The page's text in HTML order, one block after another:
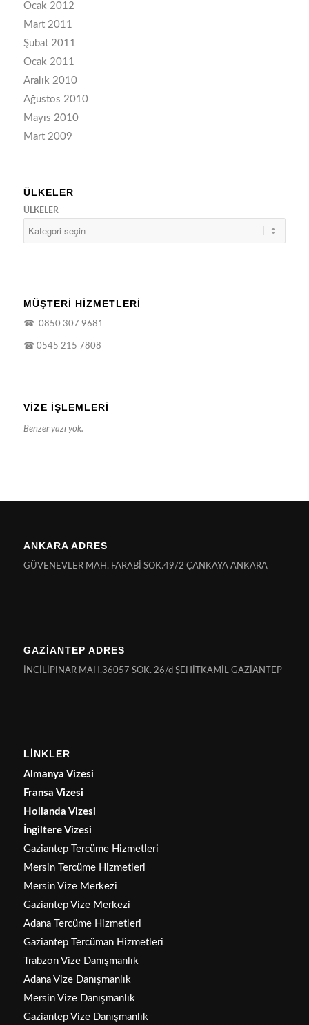
Ocak 2012
Mart 2011
Şubat 2011
Ocak 2011
Aralık 2010
Ağustos 2010
Mayıs 2010
Mart 2009
ÜLKELER
ÜLKELER
MÜŞTERİ HİZMETLERİ
☎0850 307 9681
☎0545 215 7808
VIZE İŞLEMLERI
Benzer yazı yok.
ANKARA ADRES
GÜVENEVLER MAH. FARABİ SOK.49/2 ÇANKAYA ANKARA
GAZİANTEP ADRES
İNCİLİPINAR MAH.36057 SOK. 26/d ŞEHİTKAMİL GAZİANTEP
LİNKLER
Almanya Vizesi
Fransa Vizesi
Hollanda Vizesi
İngiltere Vizesi
Gaziantep Tercüme Hizmetleri
Mersin Tercüme Hizmetleri
Mersin Vize Merkezi
Gaziantep Vize Merkezi
Adana Tercüme Hizmetleri
Gaziantep Tercüman Hizmetleri
Trabzon Vize Danışmanlık
Adana Vize Danışmanlık
Mersin Vize Danışmanlık
Gaziantep Vize Danışmanlık